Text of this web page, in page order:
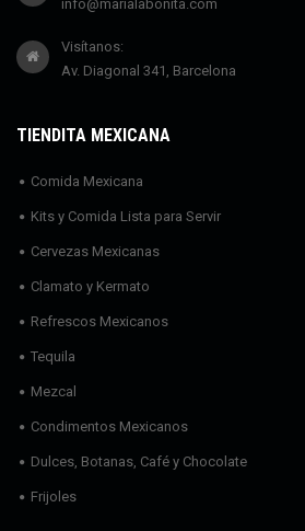
info@marialabonita.com
Visítanos:
Av. Diagonal 341, Barcelona
TIENDITA MEXICANA
Comida Mexicana
Kits y Comida Lista para Servir
Cervezas Mexicanas
Clamato y Kermato
Refrescos Mexicanos
Tequila
Mezcal
Condimentos Mexicanos
Dulces, Botanas, Café y Chocolate
Frijoles